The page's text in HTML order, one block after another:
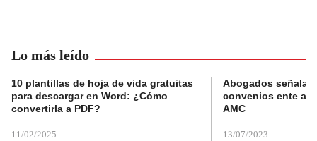
Lo más leído
10 plantillas de hoja de vida gratuitas
para descargar en Word: ¿Cómo
convertirla a PDF?
11/02/2025
Abogados
convenios ente
AMC
13/07/2023